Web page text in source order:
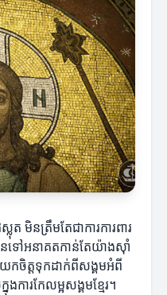
ស្លុត មិនត្រឹមតែជាការការពារ
នទៅអនាគតកាន់តែយ៉ាងស៊ាំ
កចិត្តទុកដាក់ពីសង្គមអំពី
ការកែលម្អសង្គមខ្មែរ។